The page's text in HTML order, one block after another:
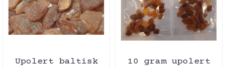
Upolert baltisk
10 gram upolert